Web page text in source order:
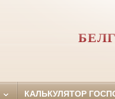
КАЛЬКУЛЯТОР